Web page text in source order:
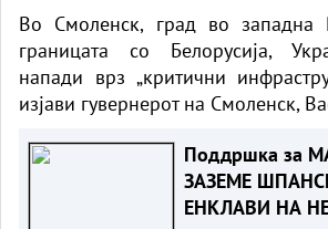
Во Смоленск, град во западна
границата со Белорусија,
напади врз „критични
изјави гувернерот на Смоленск,
Поддршка за
ЗАЗЕМЕ
ЕНКЛАВИ НА